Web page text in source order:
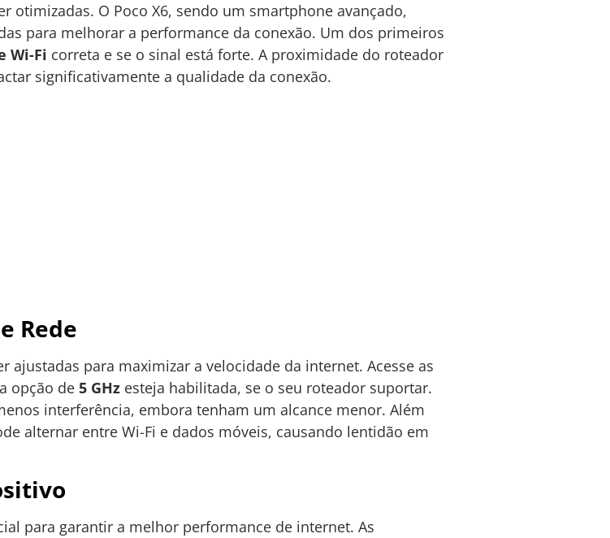
otimizadas. O Poco X6, sendo um smartphone avançado,
para melhorar a performance da conexão. Um dos primeiros
Wi-Fi correta e se o sinal está forte. A proximidade do roteador
significativamente a qualidade da conexão.
Rede
ajustadas para maximizar a velocidade da internet. Acesse as
opção de 5 GHz esteja habilitada, se o seu roteador suportar.
interferência, embora tenham um alcance menor. Além
alternar entre Wi-Fi e dados móveis, causando lentidão em
para garantir a melhor performance de internet. As